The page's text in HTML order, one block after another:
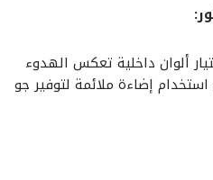
ألوان داخلية تعكس الهدوء
استخدام إضاءة ملائمة لتوفير جو